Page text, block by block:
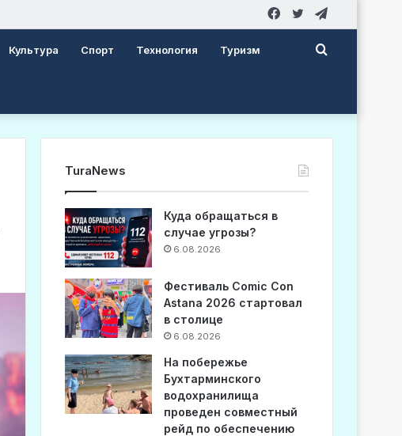
Twitter
Facebook
Культура Спорт Технология Туризм Search
TuraNews
Куда обращаться в
случае угрозы?
6.08.2026
Фестиваль Comic Con
Astana 2026 стартовал
в столице
6.08.2026
На побережье
Бухтарминского
водохранилища
проведен совместный
рейд по обеспечению